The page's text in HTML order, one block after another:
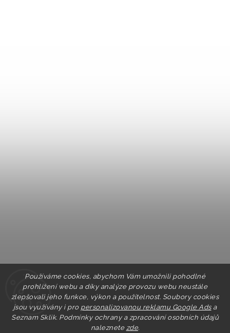
Používáme cookies, abychom Vám umožnili pohodlné
prohlížení webu a díky analýze provozu webu neustále
zlepšovali jeho funkce, výkon a použitelnost. Soubory cookies
jsou využívány i pro personalizovanou reklamu Google Adsa
Seznam Sklik. Podmínky ochrany a zpracování osobních údajů
naleznete zde.